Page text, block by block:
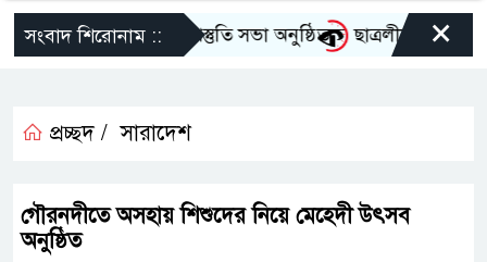
সংবাদ শিরোনাম ::
২০২৬ এর আগাম প্রস্তুতি সভা অনুষ্ঠিত ছাত্রলীগের দোসর
×
প্রচ্ছদ / সারাদেশ
গৌরনদীতে অসহায় শিশুদের নিয়ে মেহেদী উৎসব
অনুষ্ঠিত